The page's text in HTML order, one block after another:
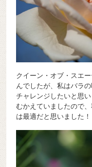
クイーン・オブ・スエ
んでしたが、私はバラ
チャレンジしたいと思
むかえていましたので
は最適だと思いました！